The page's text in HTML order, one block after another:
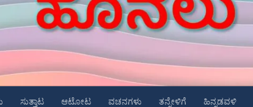
ಸುತ್ತಾಟ ಆಟೋಟ ವಚನಗಳು ತನ್ನೇಳಿಗೆ ಹಿನ್ನಡವಳಿ